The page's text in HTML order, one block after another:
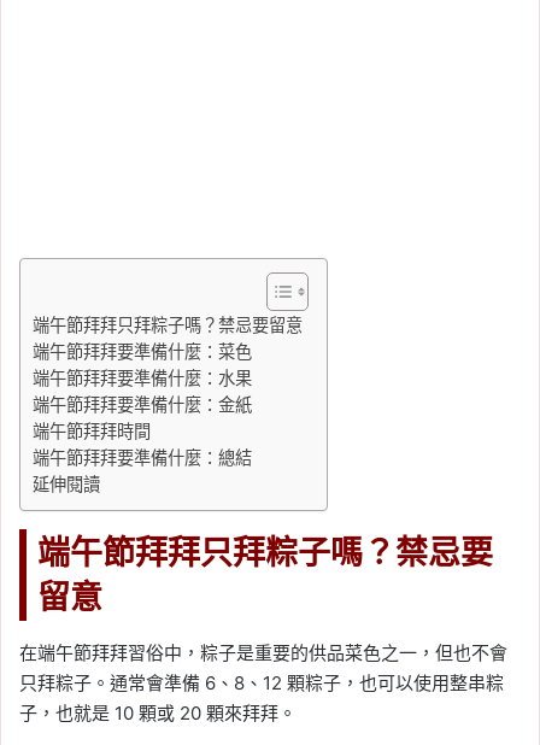
端午節拜拜只拜粽子嗎？禁忌要留意
端午節拜拜要準備什麼：菜色
端午節拜拜要準備什麼：水果
端午節拜拜要準備什麼：金紙
端午節拜拜時間
端午節拜拜要準備什麼：總結
延伸閱讀
端午節拜拜只拜粽子嗎？禁忌要
留意
在端午節拜拜習俗中，粽子是重要的供品菜色之一，但也不會
只拜粽子。通常會準備 6、8、12 顆粽子，也可以使用整串粽
子，也就是 10 顆或 20 顆來拜拜。